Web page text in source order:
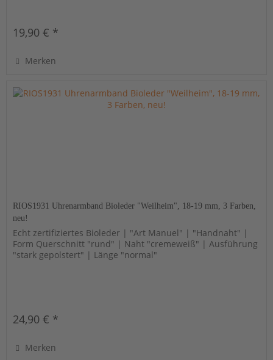
19,90 € *
Merken
RIOS1931 Uhrenarmband Bioleder "Weilheim", 18-19 mm, 3 Farben,
neu!
Echt zertifiziertes Bioleder | "Art Manuel" | "Handnaht" |
Form Querschnitt "rund" | Naht "cremeweiß" | Ausführung
"stark gepolstert" | Länge "normal"
24,90 € *
Merken